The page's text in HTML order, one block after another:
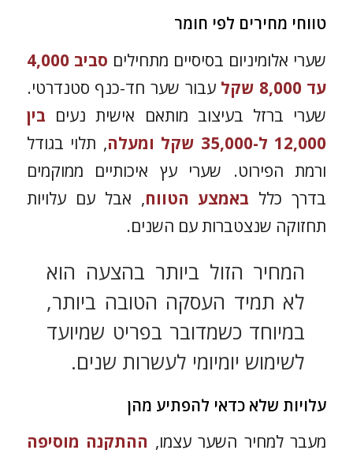
טווחי מחירים לפי חומר
שערי אלומיניום בסיסיים מתחילים
סביב 4,000
עד 8,000 שקל
עבור שער חד-כנף סטנדרטי.
שערי ברזל בעיצוב מותאם אישית נעים בין
12,000 ל-35,000 שקל ומעלה
, תלוי בגודל
ורמת הפירוט. שערי עץ איכותיים ממוקמים
בדרך כלל באמצע הטווח, אבל עם עלויות
תחזוקה שנצטברות עם השנים.
המחיר הזול ביותר בהצעה הוא
לא תמיד העסקה הטובה ביותר,
במיוחד כשמדובר בפריט שמיועד
לשימוש יומיומי לעשרות שנים.
עלויות שלא כדאי להפתיע מהן
מעבר למחיר השער עצמו, ההתקנה מוסיפה